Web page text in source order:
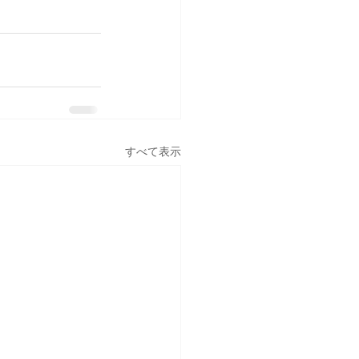
すべて表示